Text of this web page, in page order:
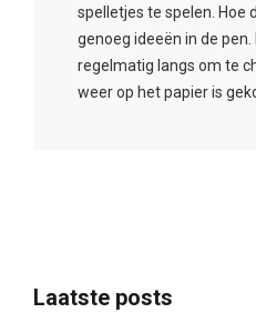
spelletjes te spelen. Hoe
genoeg ideeën in de
regelmatig langs om te
weer op het papier is
Laatste posts